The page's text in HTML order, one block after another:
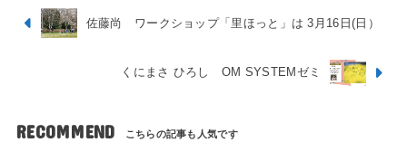
佐藤尚 ワークショップ「里ほっと」は 3月16日(日）
くにまさ ひろし OM SYSTEMゼミ
RECOMMEND